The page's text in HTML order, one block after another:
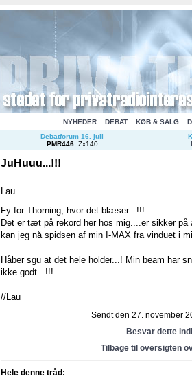
NYHEDER DEBAT KØB & SALG
Debatforum 16. juli
PMR446. Zx140
JuHuuu...!!!
Lau
Fy for Thorning, hvor det blæser...!!!
Det er tæt på rekord her hos mig....er sikker
kan jeg nå spidsen af min I-MAX fra vinduet i
Håber sgu at det hele holder...! Min beam har
ikke godt...!!!
//Lau
Sendt den 27. november
Besvar dette
Tilbage til oversigten
Hele denne tråd: